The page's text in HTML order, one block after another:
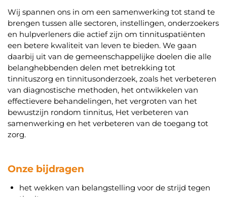
Wij spannen ons in om een samenwerking tot stand te
brengen tussen alle sectoren, instellingen, onderzoekers
en hulpverleners die actief zijn om tinnituspatiënten
een betere kwaliteit van leven te bieden. We gaan
daarbij uit van de gemeenschappelijke doelen die alle
belanghebbenden delen met betrekking tot
tinnituszorg en tinnitusonderzoek, zoals het verbeteren
van diagnostische methoden, het ontwikkelen van
effectievere behandelingen, het vergroten van het
bewustzijn rondom tinnitus, Het verbeteren van
samenwerking en het verbeteren van de toegang tot
zorg.
Onze bijdragen
het wekken van belangstelling voor de strijd tegen